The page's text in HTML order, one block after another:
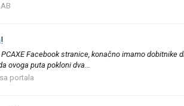
Facebook stranice, konačno imamo
ovoga puta pokloni dva...
portala